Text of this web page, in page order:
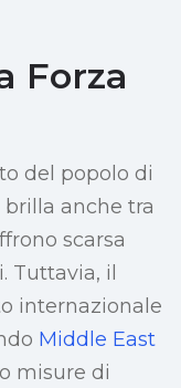
Forza
del popolo di
brilla anche tra
scarsa
Tuttavia, il
internazionale
Middle East
misure di